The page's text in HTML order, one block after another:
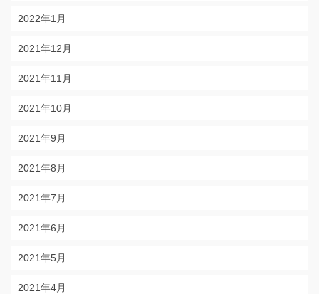
2022年1月
2021年12月
2021年11月
2021年10月
2021年9月
2021年8月
2021年7月
2021年6月
2021年5月
2021年4月